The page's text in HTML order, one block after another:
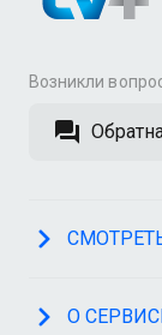
Возникли
О